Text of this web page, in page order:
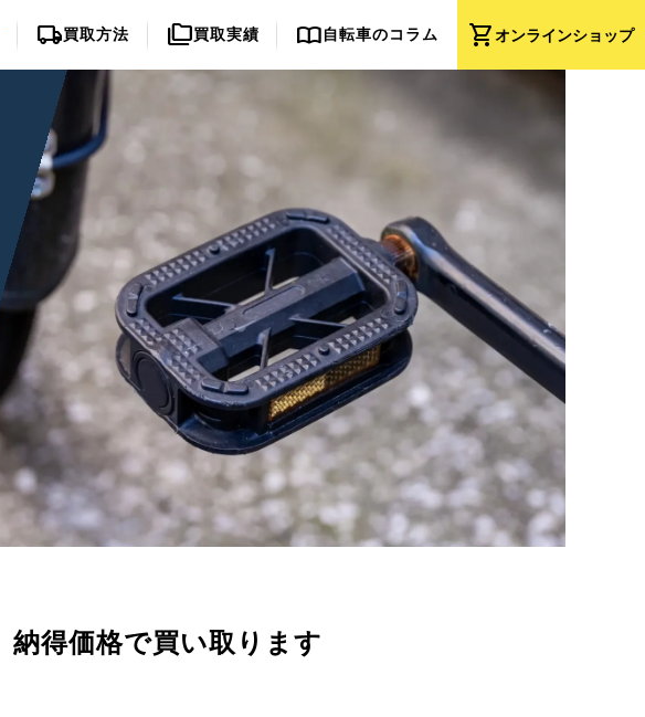
shopping_cartオンラインショップ
local_shipping買取方法 folder_copy買取実績 import_contacts自転車のコラム
納得価格で買い取ります